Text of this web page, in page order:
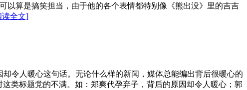
以算是搞笑担当，由于他的各个表情都特别像《熊出没》里的吉吉
读全文]
令人暖心这句话。无论什么样的新闻，媒体总能编出背后很暖心的
类标题党的不满。如：郑爽代孕弃子，背后的原因却令人暖心；郭